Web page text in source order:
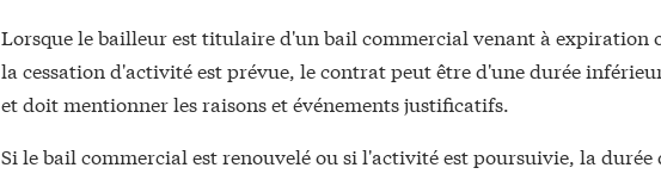
Lorsque le bailleur est titulaire d'un bail commercial venant à expiration
la cessation d'activité est prévue, le contrat peut être d'une durée
et doit mentionner les raisons et événements justificatifs.
Si le bail commercial est renouvelé ou si l'activité est poursuivie, la